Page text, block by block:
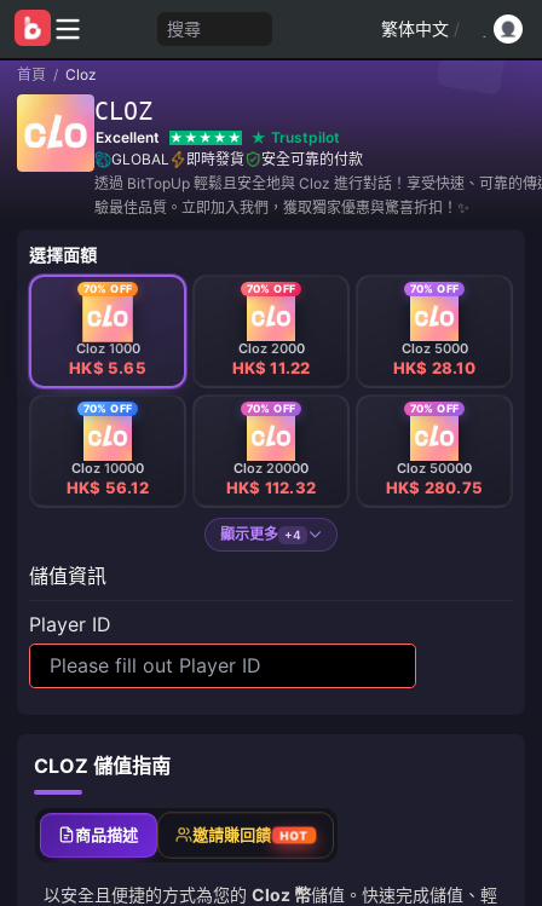
搜尋 繁体中文 /
首頁 / Cloz
CLOZ
Excellent
Trustpilot
GLOBAL
即時發貨
安全可靠的付款
透過 BitTopUp 輕鬆且安全地與 Cloz 進行對話！享受快速、可靠的傳
驗最佳品質。立即加入我們，獲取獨家優惠與驚喜折扣！✨
選擇面額
70% OFF
Cloz 1000
HK$ 5.65
70% OFF
Cloz 2000
HK$ 11.22
70% OFF
Cloz 5000
HK$ 28.10
70% OFF
Cloz 10000
HK$ 56.12
70% OFF
Cloz 20000
HK$ 112.32
70% OFF
Cloz 50000
HK$ 280.75
顯示更多 +4
儲值資訊
Player ID
CLOZ 儲值指南
商品描述 邀請賺回饋 HOT
以安全且便捷的方式為您的 Cloz 幣儲值。快速完成儲值、輕